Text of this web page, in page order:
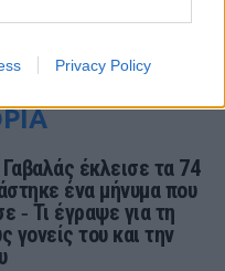
Privacy Policy
έκλεισε τα 74
ένα μήνυμα που
‑ Τι έγραψε για τη
γονείς του και την